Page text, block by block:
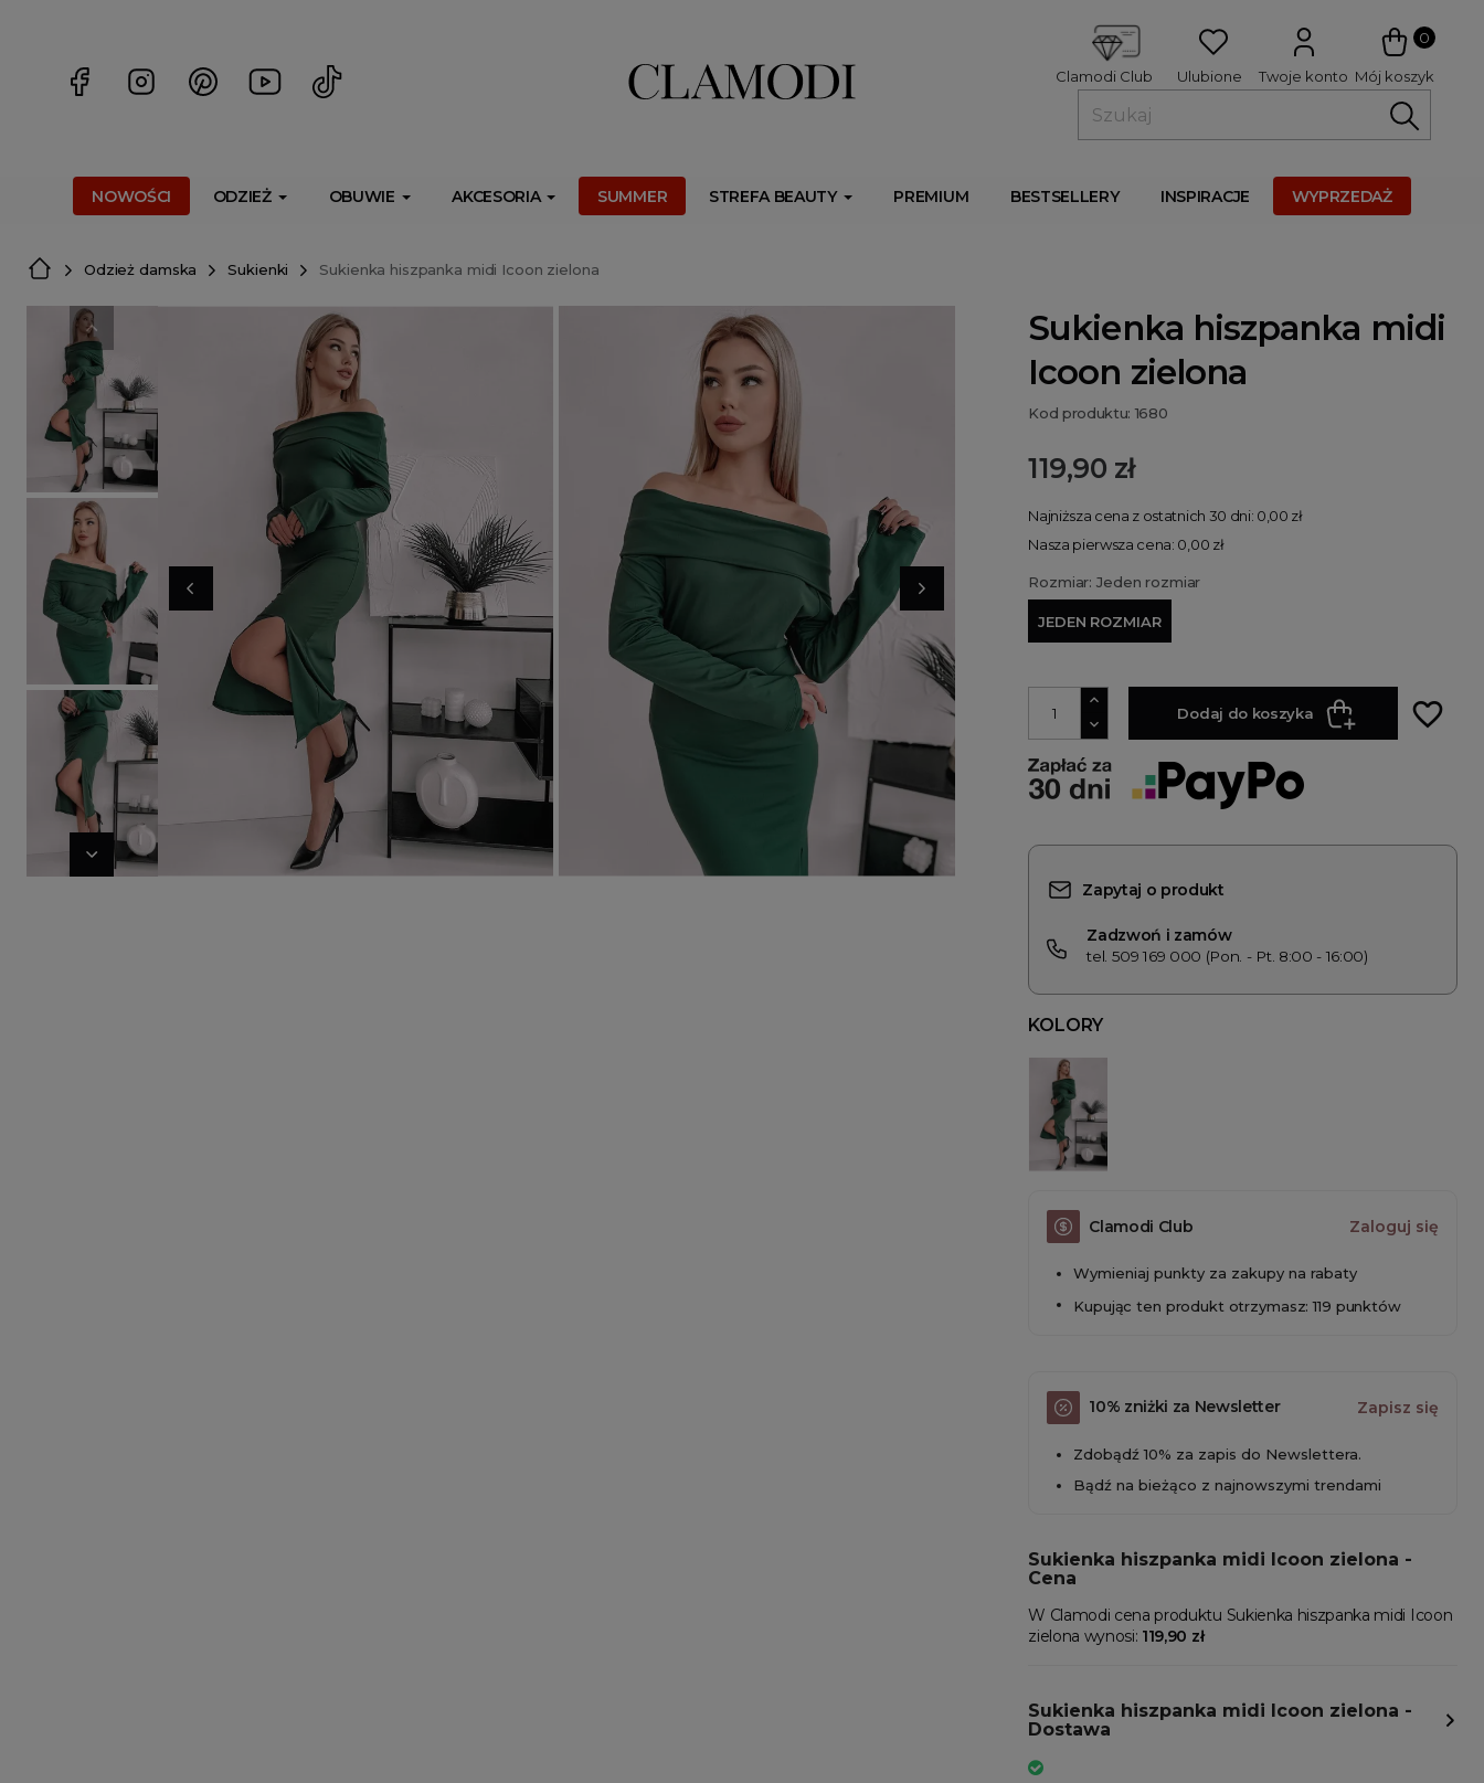
0
Mój koszyk
Twoje konto
Ulubione
Clamodi Club
NOWOŚCI ODZIEŻ OBUWIE AKCESORIA SUMMER STREFA BEAUTY PREMIUM BESTSELLERY INSPIRACJE WYPRZEDAŻ
Odzież damska Sukienki Sukienka hiszpanka midi Icoon zielona
Sukienka hiszpanka midi
Icoon zielona
Kod produktu: 1680
119,90 zł
Najniższa cena z ostatnich 30 dni: 0,00 zł
Nasza pierwsza cena: 0,00 zł
Rozmiar: Jeden rozmiar
JEDEN ROZMIAR
Dodaj do koszyka favorite_border
Zapytaj o produkt
Zadzwoń i zamów
tel. 509 169 000 (Pon. - Pt. 8:00 - 16:00)
KOLORY
Clamodi Club Zaloguj się
Wymieniaj punkty za zakupy na rabaty
Kupując ten produkt otrzymasz: 119 punktów
10% zniżki za Newsletter Zapisz się
Zdobądź 10% za zapis do Newslettera.
Bądź na bieżąco z najnowszymi trendami
Sukienka hiszpanka midi Icoon zielona -
Cena
W Clamodi cena produktu Sukienka hiszpanka midi Icoon
zielona wynosi: 119,90 zł
Sukienka hiszpanka midi Icoon zielona -
Dostawa